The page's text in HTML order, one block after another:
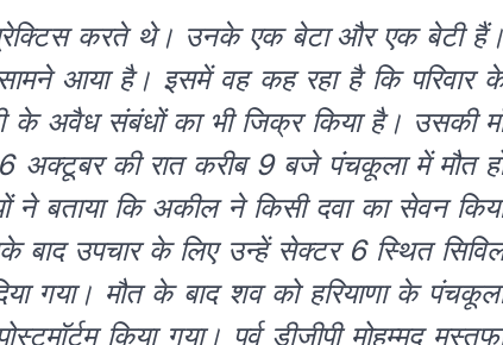
करते थे। उनके एक बेटा और एक बेटी हैं।
आया है। इसमें वह कह रहा है कि परिवार
के अवैध संबंधों का भी जिक्र किया है। उसकी
की रात करीब 9 बजे पंचकूला में मौत
ने बताया कि अकील ने किसी दवा का सेवन
बाद उपचार के लिए उन्हें सेक्टर 6 स्थित
गया। मौत के बाद शव को हरियाणा के
किया गया। पूर्व डीजीपी मोहम्मद